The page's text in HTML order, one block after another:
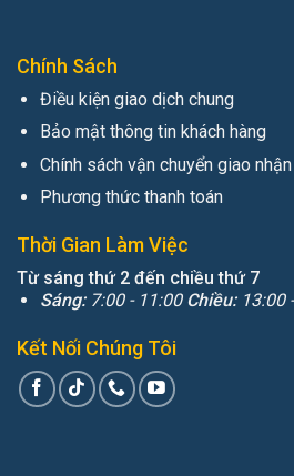
Chính Sách
Điều kiện giao dịch chung
Bảo mật thông tin khách hàng
Chính sách vận chuyển giao nhận
Phương thức thanh toán
Thời Gian Làm Việc
Từ sáng thứ 2 đến chiều thứ 7
Sáng: 7:00 - 11:00 Chiều: 13:00
Kết Nối Chúng Tôi